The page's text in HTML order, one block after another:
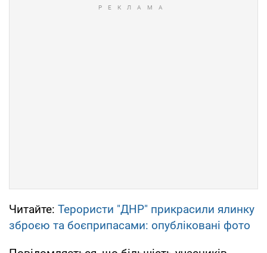
Читайте: Терористи "ДНР" прикрасили ялинку
зброєю та боєприпасами: опубліковані фото